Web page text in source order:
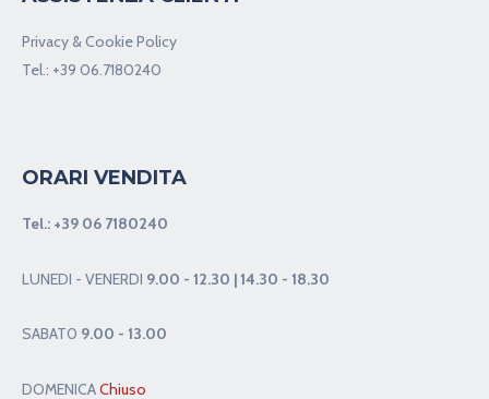
Privacy & Cookie Policy
Tel.: +39 06.7180240
ORARI VENDITA
Tel.: +39 06 7180240
LUNEDI - VENERDI 9.00 - 12.30 | 14.30 - 18.30
SABAT0 9.00 - 13.00
DOMENICAChiuso